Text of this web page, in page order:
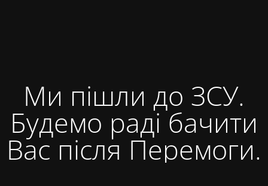
Ми пішли до ЗСУ.
Будемо раді бачити
Вас після Перемоги.